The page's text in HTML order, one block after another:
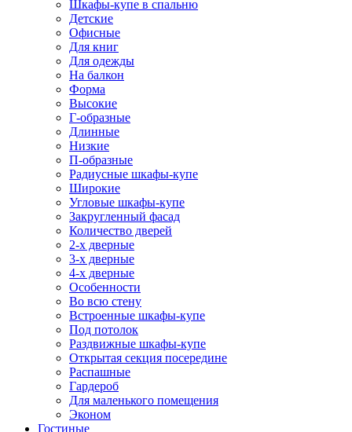
Шкафы-купе в спальню
Детские
Офисные
Для книг
Для одежды
На балкон
Форма
Высокие
Г-образные
Длинные
Низкие
П-образные
Радиусные шкафы-купе
Широкие
Угловые шкафы-купе
Закругленный фасад
Количество дверей
2-х дверные
3-х дверные
4-х дверные
Особенности
Во всю стену
Встроенные шкафы-купе
Под потолок
Раздвижные шкафы-купе
Открытая секция посередине
Распашные
Гардероб
Для маленького помещения
Эконом
Гостиные